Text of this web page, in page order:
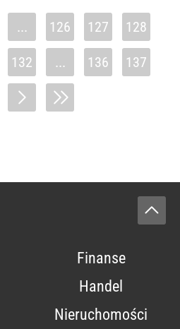
... 126 127 128
132 ... 136 137
Finanse
Handel
Nieruchomości